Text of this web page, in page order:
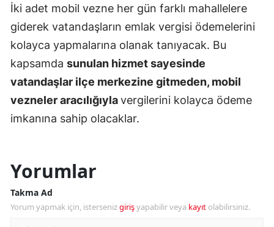
İki adet mobil vezne her gün farklı mahallelere
giderek vatandaşların emlak vergisi ödemelerini
kolayca yapmalarına olanak tanıyacak. Bu
kapsamda sunulan hizmet sayesinde
vatandaşlar ilçe merkezine gitmeden, mobil
vezneler aracılığıylavergilerini kolayca ödeme
imkanına sahip olacaklar.
Yorumlar
Takma Ad
Yorum yapmak için, istersenizgirişyapabilir veya kayıt olabilirsiniz.